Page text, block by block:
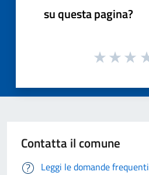
su questa pagina?
Contatta il comune
Leggi le domande frequenti